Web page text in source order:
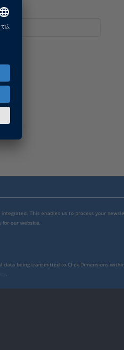
This enables us to process your
for our website.
being transmitted to Click Dimensions
.